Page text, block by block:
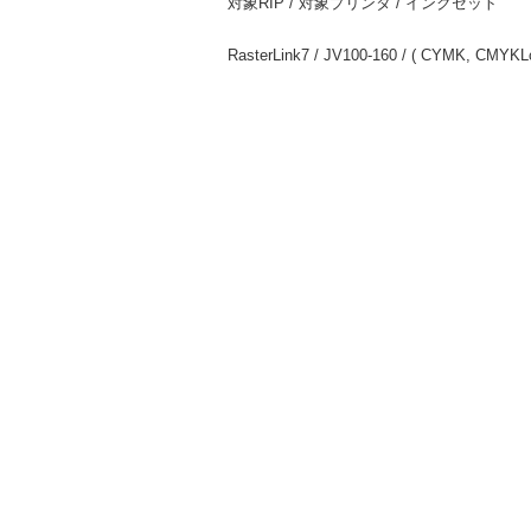
RasterLink7 / JV100-160 / ( CYMK,